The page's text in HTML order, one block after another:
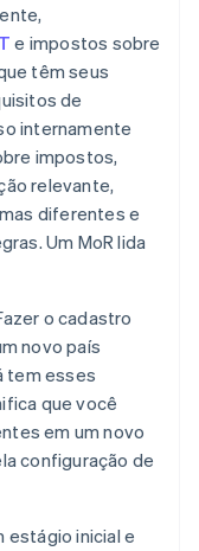
e impostos sobre
têm seus
de
internamente
impostos,
relevante,
diferentes e
Um MoR lida
o cadastro
novo país
tem esses
que você
em um novo
configuração de
estágio inicial e